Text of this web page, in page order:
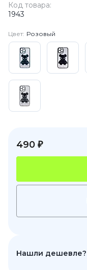
Код товара:
1943
Цвет: Розовый
490 ₽
Нашли дешевле?